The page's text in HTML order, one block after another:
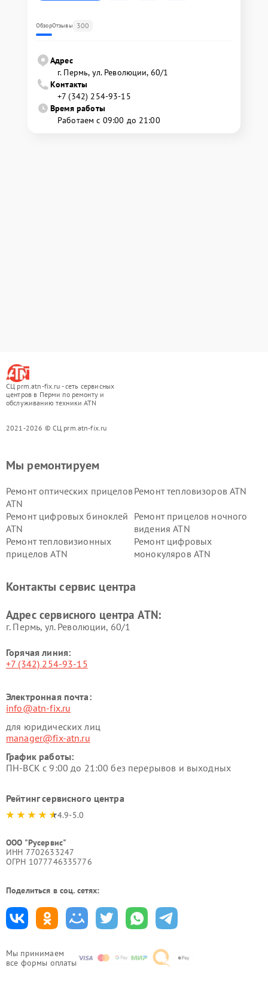
ОбзорОтзывы 300
Адрес
г. Пермь, ул. ​Революции, 60/1
Контакты
+7 (342) 254-93-15
Время работы
Работаем с 09:00 до 21:00
СЦ prm.atn-fix.ru - сеть сервисных
центров в Перми по ремонту и
обслуживанию техники ATN
2021-2026 © СЦ prm.atn-fix.ru
Мы принимаем
все формы оплаты
Мы ремонтируем
Ремонт оптических прицелов
ATN
Ремонт тепловизоров ATN
Ремонт цифровых биноклей
ATN
Ремонт прицелов ночного
видения ATN
Ремонт тепловизионных
прицелов ATN
Ремонт цифровых
монокуляров ATN
Контакты сервис центра
Адрес сервисного центра ATN:
г. Пермь, ул. ​Революции, 60/1
Горячая линия:
+7 (342) 254-93-15
Электронная почта:
info@atn-fix.ru
для юридических лиц
manager@fix-atn.ru
График работы:
ПН-ВСК с 9:00 до 21:00 без перерывов и выходных
Рейтинг сервисного центра
4.9-5.0
ООО "Русервис"
ИНН 7702633247
ОГРН 1077746335776
Поделиться в соц. сетях: